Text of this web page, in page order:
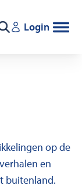
Login
op de
en
buitenland.